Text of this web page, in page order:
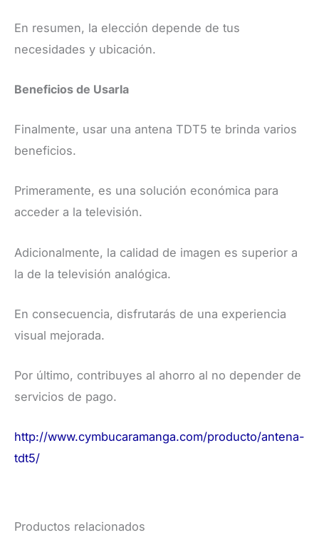
En resumen, la elección depende de tus
necesidades y ubicación.
Beneficios de Usarla
Finalmente, usar una antena TDT5 te brinda varios
beneficios.
Primeramente, es una solución económica para
acceder a la televisión.
Adicionalmente, la calidad de imagen es superior a
la de la televisión analógica.
En consecuencia, disfrutarás de una experiencia
visual mejorada.
Por último, contribuyes al ahorro al no depender de
servicios de pago.
http://www.cymbucaramanga.com/producto/antena-
tdt5/
Productos relacionados